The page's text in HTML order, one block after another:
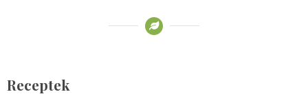
Receptek
2023.03.06.